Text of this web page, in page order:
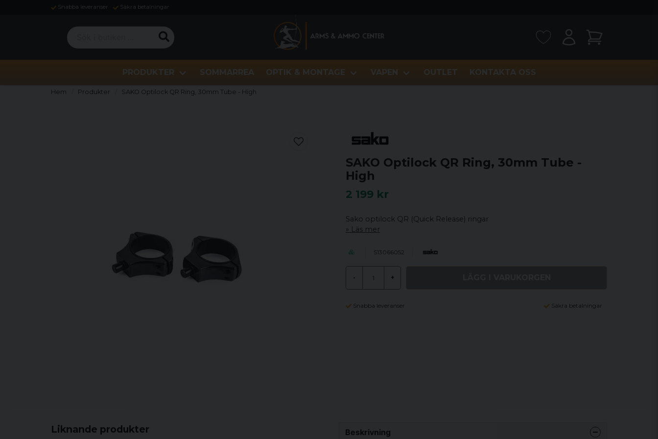
Snabba leveranser Säkra betalningar
Sök i butiken ...
PRODUKTER SOMMARREA OPTIK & MONTAGE VAPEN OUTLET KONTAKTA OSS
Hem Produkter SAKO Optilock QR Ring, 30mm Tube - High
SAKO Optilock QR Ring, 30mm Tube -
High
2 199 kr
Sako optilock QR (Quick Release) ringar
Läs mer
S13066052
- +
Snabba leveranser Säkra betalningar
Liknande produkter Beskrivning